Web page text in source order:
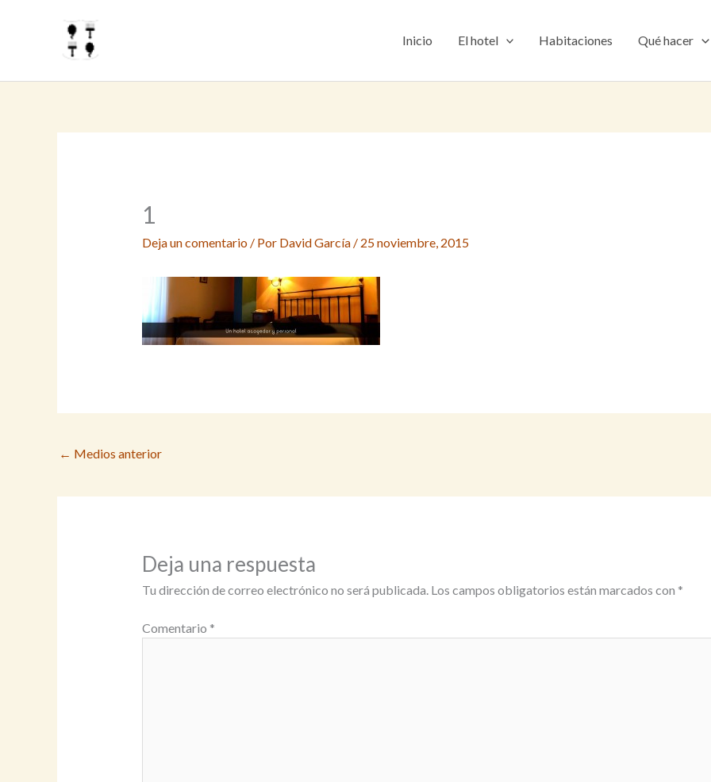
Inicio El hotel Habitaciones Qué hacer
1
Deja un comentario / Por David García / 25 noviembre, 2015
← Medios anterior
Deja una respuesta
Tu dirección de correo electrónico no será publicada. Los campos obligatorios están marcados con *
Comentario *